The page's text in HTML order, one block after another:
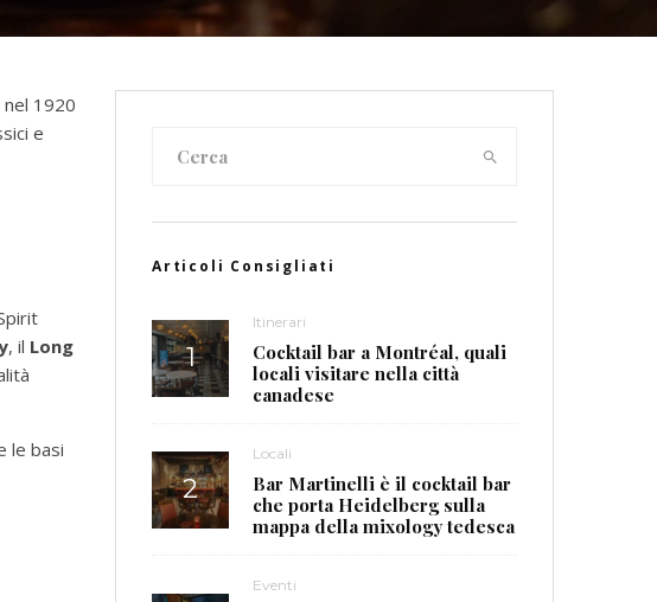
1920
e
, il Long
le basi
Articoli Consigliati
Itinerari
Cocktail bar a Montréal, quali
locali visitare nella città
canadese
Locali
Bar Martinelli è il cocktail bar
che porta Heidelberg sulla
mappa della mixology tedesca
Eventi